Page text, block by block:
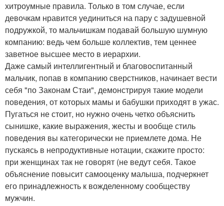
хитроумные правила. Только в том случае, если
девочкам нравится уединиться на пару с задушевной
подружкой, то мальчишкам подавай большую шумную
компанию: ведь чем больше коллектив, тем ценнее
заветное высшее место в иерархии.
Даже самый интеллигентный и благовоспитанный
мальчик, попав в компанию сверстников, начинает вести
себя "по Законам Стаи", демонстрируя такие модели
поведения, от которых мамы и бабушки приходят в ужас.
Пугаться не стоит, но нужно очень четко объяснить
сынишке, какие выражения, жесты и вообще стиль
поведения вы категорически не приемлете дома. Не
пускаясь в непродуктивные нотации, скажите просто:
при женщинах так не говорят (не ведут себя. Такое
объяснение повысит самооценку малыша, подчеркнет
его принадлежность к вожделенному сообществу
мужчин.